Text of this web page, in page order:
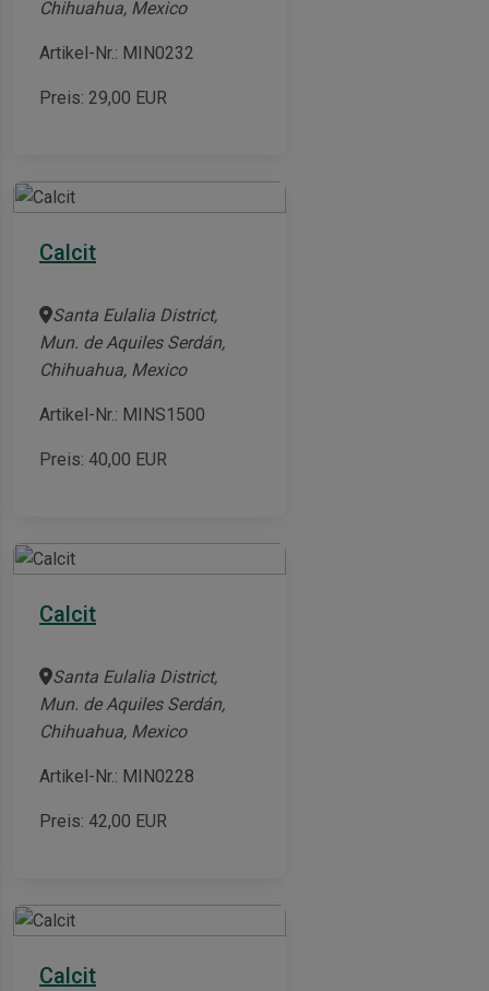
Chihuahua, Mexico
Artikel-Nr.: MIN0232
Preis: 29,00 EUR
Calcit
Santa Eulalia District,
Mun. de Aquiles Serdán,
Chihuahua, Mexico
Artikel-Nr.: MINS1500
Preis: 40,00 EUR
Calcit
Santa Eulalia District,
Mun. de Aquiles Serdán,
Chihuahua, Mexico
Artikel-Nr.: MIN0228
Preis: 42,00 EUR
Calcit